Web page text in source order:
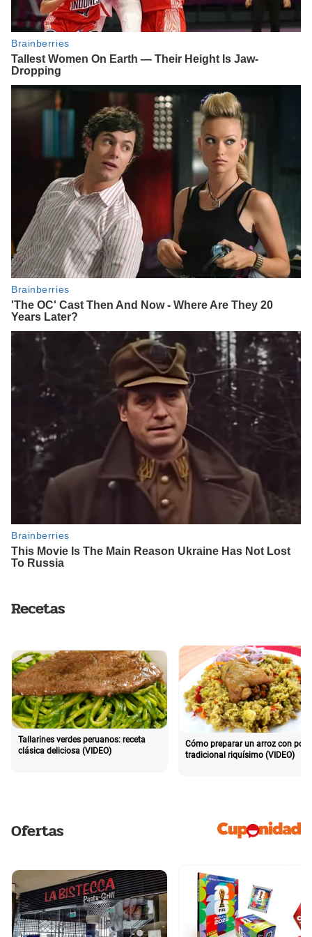
Recetas
Tallarines verdes peruanos: receta
clásica deliciosa (VIDEO)
Cómo preparar un arroz con pollo
tradicional riquísimo (VIDEO)
Ofertas